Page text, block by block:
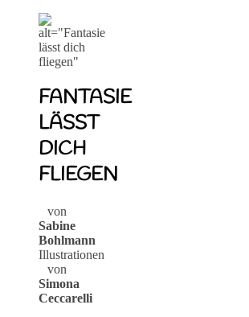
FANTASIE
LÄSST
DICH
FLIEGEN
von
Sabine
Bohlmann
Illustrationen
von
Simona
Ceccarelli